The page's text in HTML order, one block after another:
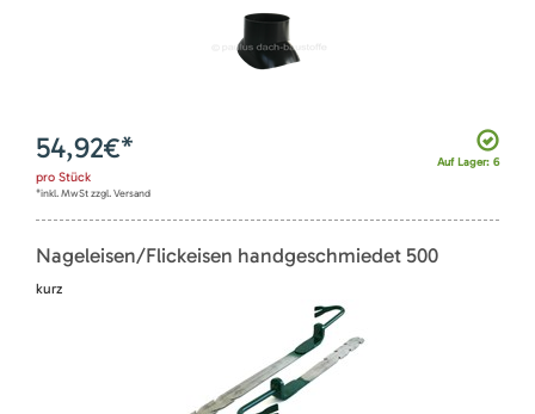
Auf Lager: 6
54,92€*
pro Stück
*inkl. MwSt zzgl. Versand
Nageleisen/Flickeisen handgeschmiedet 500
kurz